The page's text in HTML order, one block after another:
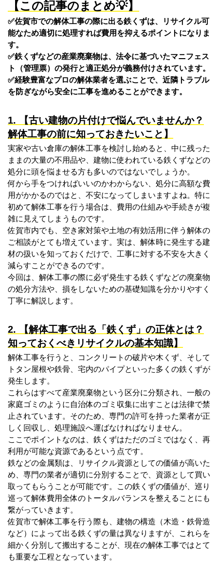
【この記事のまとめ💡】
✅佐賀市での解体工事の際に出る鉄くずは、リサイクル可
能なため適切に処理すれば費用を抑えるポイントになりま
す。
✅鉄くずなどの産業廃棄物は、法令に基づいたマニフェス
ト（管理票）の発行と適正処分が義務付けされています。
✅経験豊富なプロの解体業者を選ぶことで、近隣トラブル
を防ぎながら安全に工事を進めることができます。
1. 【古い建物の片付けで悩んでいませんか？
解体工事の前に知っておきたいこと】
実家や古い倉庫の解体工事を検討し始めると、中に残った
ままの大量の不用品や、建物に使われている鉄くずなどの
処分に頭を悩ませる方も多いのではないでしょうか。
何から手をつければいいのかわからない、処分に高額な費
用がかかるのではと、不安になってしまいますよね。特に
初めて解体工事を行う場合は、費用の仕組みや手続きが複
雑に見えてしまうものです。
佐賀市内でも、空き家対策や土地の有効活用に伴う解体の
ご相談がとても増えています。実は、解体時に発生する建
材の扱いを知っておくだけで、工事に対する不安を大きく
減らすことができるのです。
今回は、解体工事の際に必ず発生する鉄くずなどの廃棄物
の処分方法や、損をしないための基礎知識を分かりやすく
丁寧に解説します。
2. 【解体工事で出る「鉄くず」の正体とは？
知っておくべきリサイクルの基本知識】
解体工事を行うと、コンクリートの破片や木くず、そして
トタン屋根や鉄骨、宅内のパイプといった多くの鉄くずが
発生します。
これらはすべて産業廃棄物という区分に分類され、一般の
家庭ゴミのように自治体のゴミ収集に出すことは法律で禁
止されています。そのため、専門の許可を持った業者が正
しく回収し、処理施設へ運ばなければなりません。
ここでポイントなのは、鉄くずはただのゴミではなく、再
利用が可能な資源であるという点です。
鉄などの金属類は、リサイクル資源としての価値が高いた
め、専門の業者が適切に分別することで、資源として買い
取ってもらうことが可能です。この鉄くずの価値が、巡り
巡って解体費用全体のトータルバランスを整えることにも
繋がっていきます。
佐賀市で解体工事を行う際も、建物の構造（木造・鉄骨造
など）によって出る鉄くずの量は異なりますが、これらを
細かく分別して搬出することが、現在の解体工事ではとて
も重要な工程となっています。